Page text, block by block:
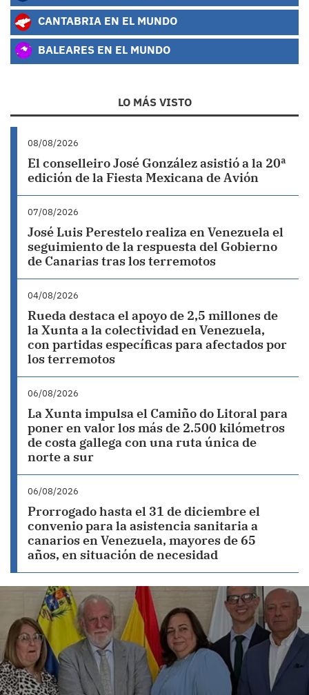
CANTABRIA EN EL MUNDO
BALEARES EN EL MUNDO
LO MÁS VISTO
08/08/2026
El conselleiro José González asistió a la 20ª
edición de la Fiesta Mexicana de Avión
07/08/2026
José Luis Perestelo realiza en Venezuela el
seguimiento de la respuesta del Gobierno
de Canarias tras los terremotos
04/08/2026
Rueda destaca el apoyo de 2,5 millones de
la Xunta a la colectividad en Venezuela,
con partidas específicas para afectados por
los terremotos
06/08/2026
La Xunta impulsa el Camiño do Litoral para
poner en valor los más de 2.500 kilómetros
de costa gallega con una ruta única de
norte a sur
06/08/2026
Prorrogado hasta el 31 de diciembre el
convenio para la asistencia sanitaria a
canarios en Venezuela, mayores de 65
años, en situación de necesidad